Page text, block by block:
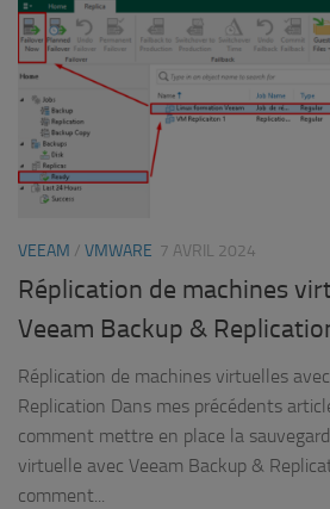
VEEAM / VMWARE 7 AVRIL 2024
Réplication de machines
Veeam Backup &
Réplication de machines virtuelles
Replication Dans mes précédents
comment mettre en place la
virtuelle avec Veeam Backup &
comment...